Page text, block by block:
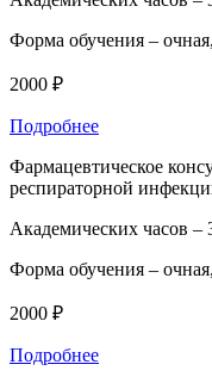
Форма обучения –
2000 ₽
Подробнее
Фармацевтическое
респираторной
Академических часов –
Форма обучения –
2000 ₽
Подробнее